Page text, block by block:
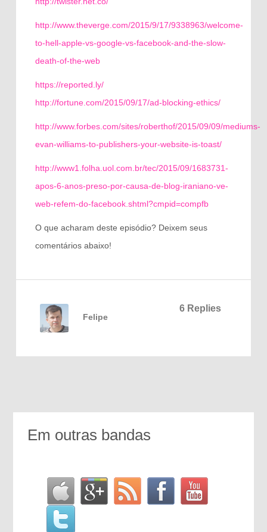
http://www.theverge.com/2015/9/17/9338963/welcome-
to-hell-apple-vs-google-vs-facebook-and-the-slow-
death-of-the-web
https://reported.ly/
http://fortune.com/2015/09/17/ad-blocking-ethics/
http://www.forbes.com/sites/roberthof/2015/09/09/mediums-
evan-williams-to-publishers-your-website-is-toast/
http://www1.folha.uol.com.br/tec/2015/09/1683731-
apos-6-anos-preso-por-causa-de-blog-iraniano-ve-
web-refem-do-facebook.shtml?cmpid=compfb
O que acharam deste episódio? Deixem seus
comentários abaixo!
6 Replies
Felipe
Em outras bandas